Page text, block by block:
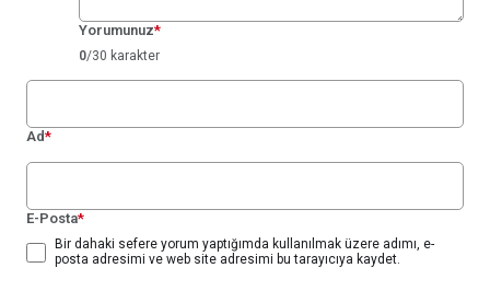
Yorumunuz*
0/30 karakter
Ad*
E-Posta*
Bir dahaki sefere yorum yaptığımda kullanılmak üzere adımı, e-
posta adresimi ve web site adresimi bu tarayıcıya kaydet.